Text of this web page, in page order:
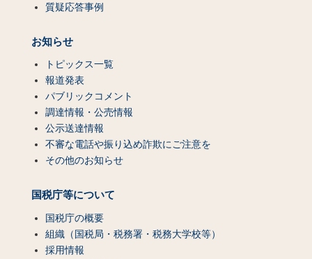
質疑応答事例
お知らせ
トピックス一覧
報道発表
パブリックコメント
調達情報・公売情報
公示送達情報
不審な電話や振り込め詐欺にご注意を
その他のお知らせ
国税庁等について
国税庁の概要
組織（国税局・税務署・税務大学校等）
採用情報